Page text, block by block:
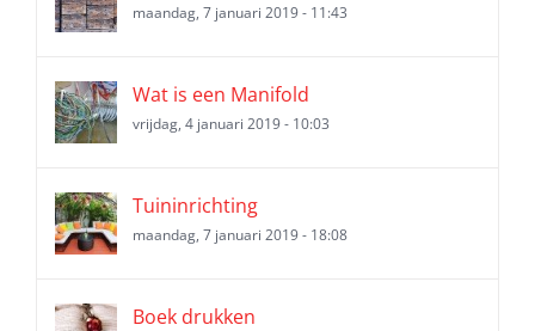
maandag, 7 januari 2019 - 11:43
Wat is een Manifold
vrijdag, 4 januari 2019 - 10:03
Tuininrichting
maandag, 7 januari 2019 - 18:08
Boek drukken